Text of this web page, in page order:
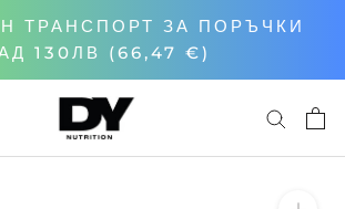
ТРАНСПОРТ ЗА ПОРЪЧКИ
130ЛВ (66,47 €)